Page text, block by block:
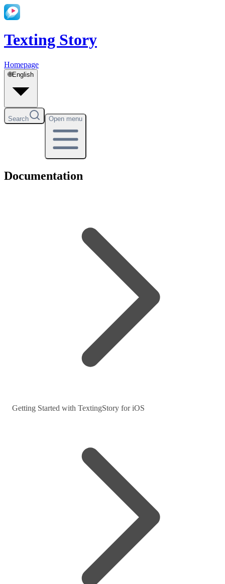
Texting Story
Homepage
🌐English
Search Open menu
Documentation
Getting Started with TextingStory for iOS